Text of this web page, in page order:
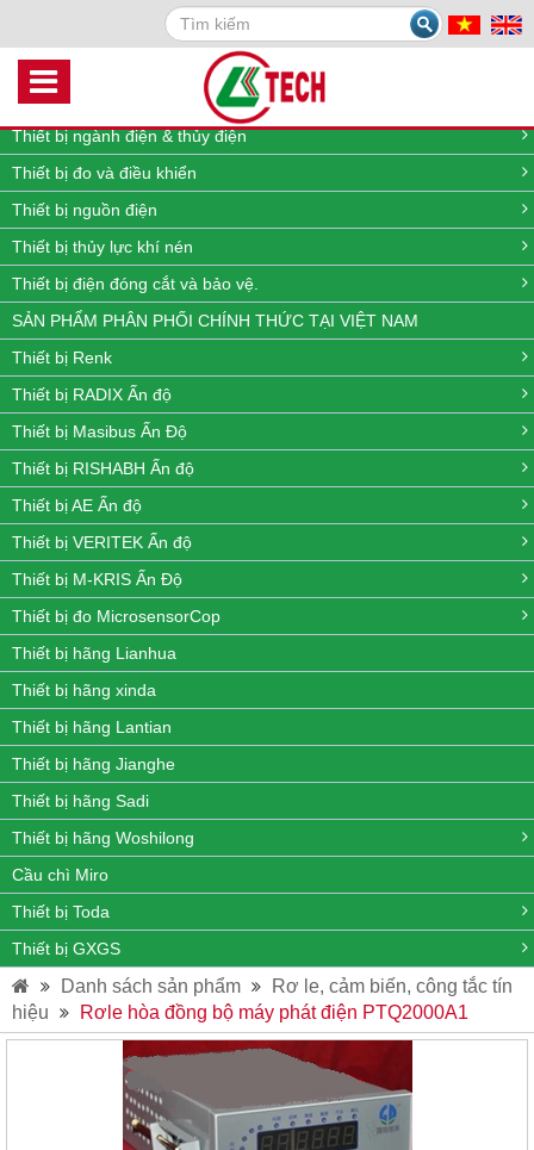
Search
DANH MỤC SẢN PHẨM
Thiết bị quan trắc môi trường online
Thiết bị đo lưu lượng, nhiệt độ, áp suất và mức
Thiết bị ngành điện & thủy điện
Thiết bị đo và điều khiển
Thiết bị nguồn điện
Thiết bị thủy lực khí nén
Thiết bị điện đóng cắt và bảo vệ.
SẢN PHẨM PHÂN PHỐI CHÍNH THỨC TẠI VIỆT NAM
Thiết bị Renk
Thiết bị RADIX Ấn độ
Thiết bị Masibus Ấn Độ
Thiết bị RISHABH Ấn độ
Thiết bị AE Ấn độ
Thiết bị VERITEK Ấn độ
Thiết bị M-KRIS Ấn Độ
Thiết bị đo MicrosensorCop
Thiết bị hãng Lianhua
Thiết bị hãng xinda
Thiết bị hãng Lantian
Thiết bị hãng Jianghe
Thiết bị hãng Sadi
Thiết bị hãng Woshilong
Cầu chì Miro
Thiết bị Toda
Thiết bị GXGS
Danh sách sản phẩm
Rơ le, cảm biến, công tắc tín
hiệu
Rơle hòa đồng bộ máy phát điện PTQ2000A1